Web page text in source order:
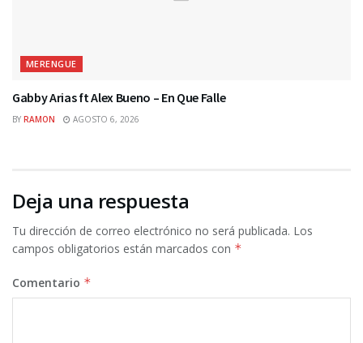
MERENGUE
Gabby Arias ft Alex Bueno – En Que Falle
BY RAMON AGOSTO 6, 2026
Deja una respuesta
Tu dirección de correo electrónico no será publicada. Los
campos obligatorios están marcados con *
Comentario *